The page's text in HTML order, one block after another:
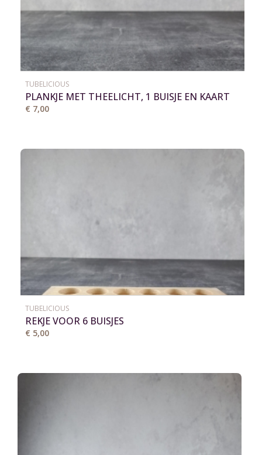
TUBELICIOUS
PLANKJE MET THEELICHT, 1 BUISJE EN KAART
€ 7,00
TUBELICIOUS
REKJE VOOR 6 BUISJES
€ 5,00